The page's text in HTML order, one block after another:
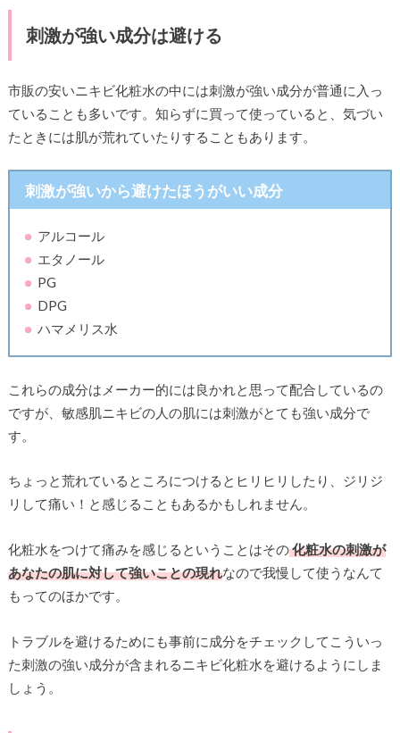
刺激が強い成分は避ける
市販の安いニキビ化粧水の中には刺激が強い成分が普通に入っ
ていることも多いです。知らずに買って使っていると、気づい
たときには肌が荒れていたりすることもあります。
刺激が強いから避けたほうがいい成分
アルコール
エタノール
PG
DPG
ハマメリス水
これらの成分はメーカー的には良かれと思って配合しているの
ですが、敏感肌ニキビの人の肌には刺激がとても強い成分で
す。
ちょっと荒れているところにつけるとヒリヒリしたり、ジリジ
リして痛い！と感じることもあるかもしれません。
化粧水をつけて痛みを感じるということはその化粧水の刺激が
あなたの肌に対して強いことの現れなので我慢して使うなんて
もってのほかです。
トラブルを避けるためにも事前に成分をチェックしてこういっ
た刺激の強い成分が含まれるニキビ化粧水を避けるようにしま
しょう。